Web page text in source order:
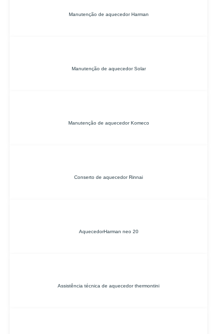
Manutenção de aquecedor Harman
Manutenção de aquecedor Solar
Manutenção de aquecedor Komeco
Conserto de aquecedor Rinnai
AquecedorHarman neo 20
Assistência técnica de aquecedor thermontini